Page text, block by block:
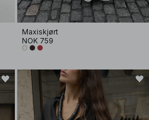
Maxiskjørt
NOK 759